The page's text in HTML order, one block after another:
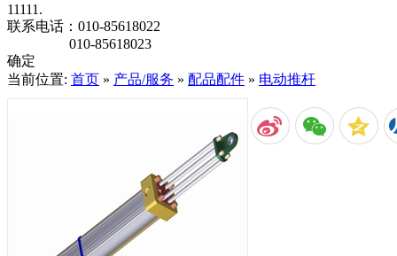
11111.
联系电话： 010-85618022
010-85618023
确定
当前位置: 首页 » 产品/服务 » 配品配件 » 电动推杆